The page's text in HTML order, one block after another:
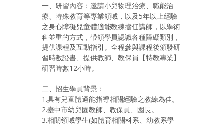
一、研習內容：邀請小兒物理治療、職能治
療、特殊教育等專業領域，以及5年以上經驗
之身心障礙兒童體適能教練擔任講師，以學術
科並重的方式，帶領學員認識各種障礙類別，
提供課程及互動指引。全程參與課程後頒發研
習時數證書、提供教師、教保員【特教專業】
研習時數12小時。
二、招生學員背景：
1.具有兒童體適能指導相關經驗之教練為佳。
2.臺中市幼兒園教師、教保員、園長。
3.相關領域學生(如體育相關科系、幼教系學